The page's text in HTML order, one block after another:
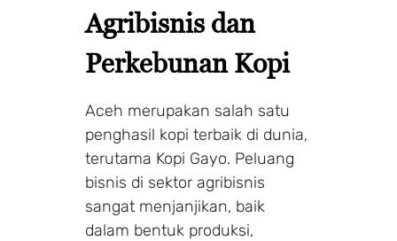
Agribisnis dan
Perkebunan Kopi
Aceh merupakan salah satu
penghasil kopi terbaik di dunia,
terutama Kopi Gayo. Peluang
bisnis di sektor agribisnis
sangat menjanjikan, baik
dalam bentuk produksi,